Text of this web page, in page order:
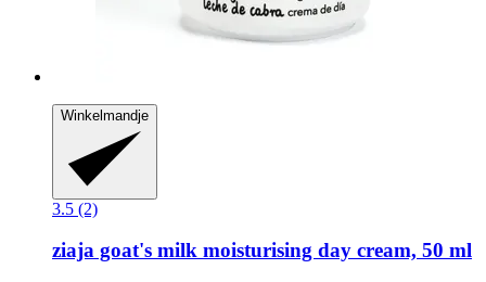
Winkelmandje
3.5 (2)
ziaja goat's milk moisturising day cream, 50 ml